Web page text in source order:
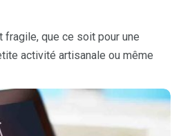
fragile, que ce soit pour une
activité artisanale ou même